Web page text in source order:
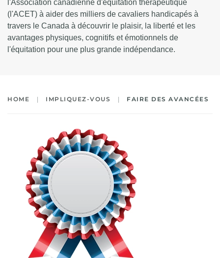
l'Association canadienne d'équitation thérapeutique
(l'ACET) à aider des milliers de cavaliers handicapés à
travers le Canada à découvrir le plaisir, la liberté et les
avantages physiques, cognitifs et émotionnels de
l'équitation pour une plus grande indépendance.
HOME IMPLIQUEZ-VOUS FAIRE DES AVANCÉES